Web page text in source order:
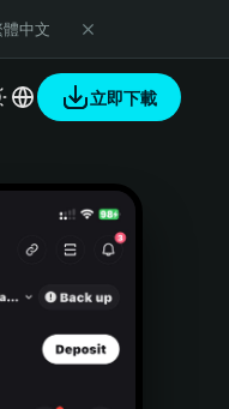
中文
立即下載